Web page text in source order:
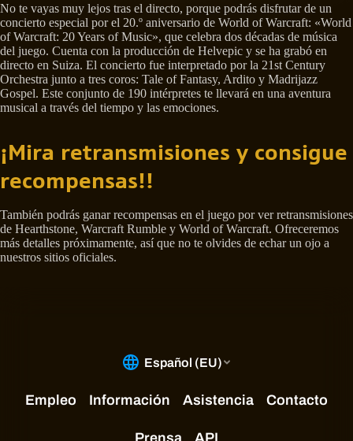
No te vayas muy lejos tras el directo, porque podrás disfrutar de un
concierto especial por el 20.º aniversario de World of Warcraft: «World
of Warcraft: 20 Years of Music», que celebra dos décadas de música
del juego. Cuenta con la producción de Helvepic y se ha grabó en
directo en Suiza. El concierto fue interpretado por la 21st Century
Orchestra junto a tres coros: Tale of Fantasy, Ardito y Madrijazz
Gospel. Este conjunto de 190 intérpretes te llevará en una aventura
musical a través del tiempo y las emociones.
¡Mira retransmisiones y consigue
recompensas!!
También podrás ganar recompensas en el juego por ver retransmisiones
de Hearthstone, Warcraft Rumble y World of Warcraft. Ofreceremos
más detalles próximamente, así que no te olvides de echar un ojo a
nuestros sitios oficiales.